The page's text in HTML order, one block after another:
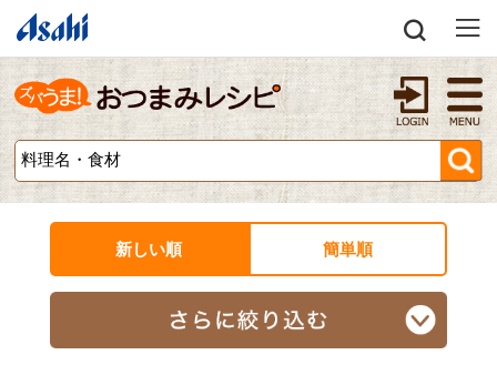
新しい順 簡単順